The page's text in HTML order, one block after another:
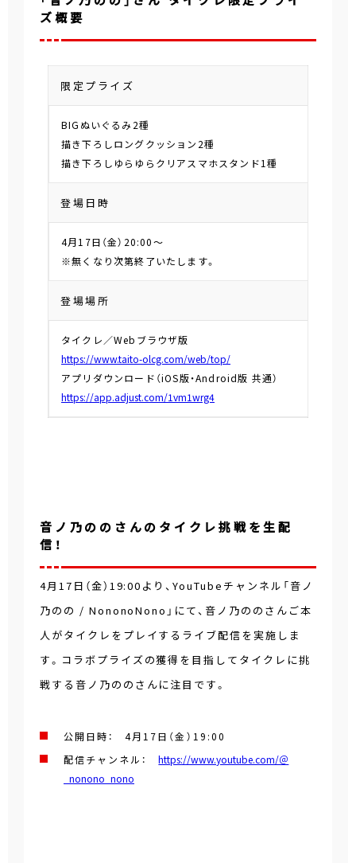
ズ概要
限定プライズ
BIGぬいぐるみ2種
描き下ろしロングクッション2種
描き下ろしゆらゆらクリアスマホスタンド1種
登場日時
4月17日（金）20:00～
※無くなり次第終了いたします。
登場場所
タイクレ／Webブラウザ版
https://www.taito-olcg.com/web/top/
アプリダウンロード（iOS版・Android版 共通）
https://app.adjust.com/1vm1wrg4
音ノ乃ののさんのタイクレ挑戦を生配
信！
4月17日（金）19:00より、YouTubeチャンネル「音ノ
乃のの / NononoNono」にて、音ノ乃ののさんご本
人がタイクレをプレイするライブ配信を実施しま
す。コラボプライズの獲得を目指してタイクレに挑
戦する音ノ乃ののさんに注目です。
公開日時： 4月17日（金）19:00
配信チャンネル：https://www.youtube.com/＠
_nonono_nono